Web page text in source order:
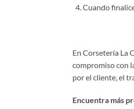
Cuando
En Corsetería La
compromiso con
por el cliente, el
Encuentra más